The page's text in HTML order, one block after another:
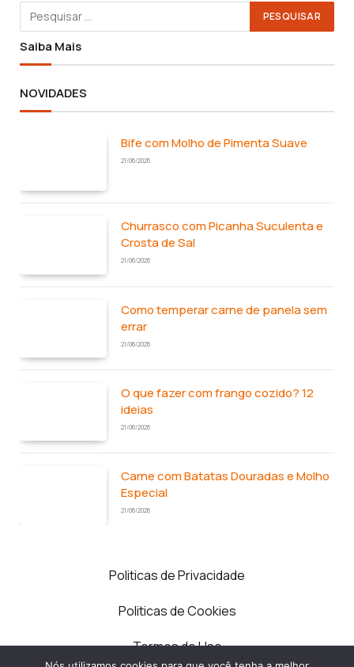
Saiba Mais
NOVIDADES
Bife com Molho de Pimenta Suave
21/06/2026
Churrasco com Picanha Suculenta e
Crosta de Sal
21/06/2026
Como temperar carne de panela sem
errar
21/06/2026
O que fazer com frango cozido? 12
ideias
21/06/2026
Carne com Batatas Douradas e Molho
Especial
21/06/2026
Politicas de Privacidade
Politicas de Cookies
Termos de Uso